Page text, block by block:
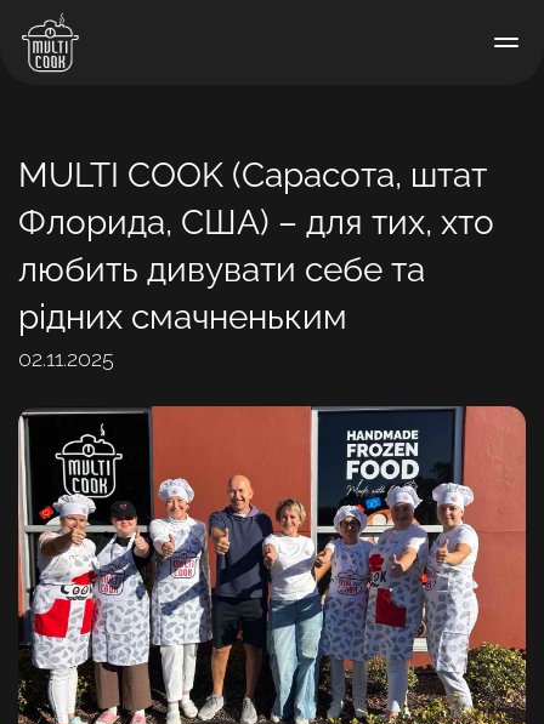
MULTI COOK (Сарасота, штат
Флорида, США) – для тих, хто
любить дивувати себе та
рідних смачненьким
02.11.2025